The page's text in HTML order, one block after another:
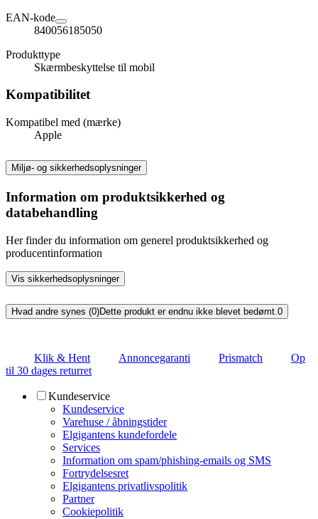
EAN-kode
840056185050
Produkttype
Skærmbeskyttelse til mobil
Kompatibilitet
Kompatibel med (mærke)
Apple
Miljø- og sikkerhedsoplysninger
Information om produktsikkerhed og
databehandling
Her finder du information om generel produktsikkerhed og
producentinformation
Vis sikkerhedsoplysninger
Hvad andre synes (0)Dette produkt er endnu ikke blevet bedømt.0
Klik & Hent Annoncegaranti Prismatch
Op
til 30 dages returret
Kundeservice
Kundeservice
Varehuse / åbningstider
Elgigantens kundefordele
Services
Information om spam/phishing-emails og SMS
Fortrydelsesret
Elgigantens privatlivspolitik
Partner
Cookiepolitik